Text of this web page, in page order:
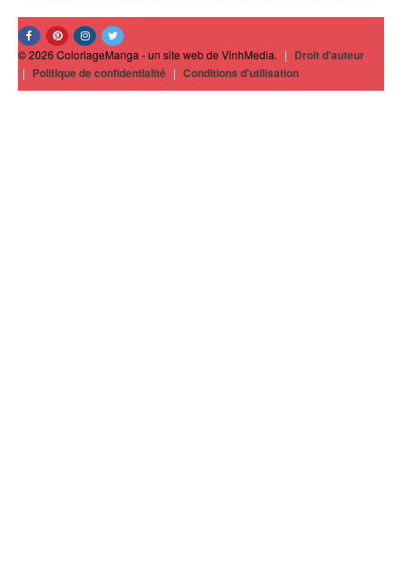
© 2026 ColoriageManga - un site web de VinhMedia. | Droit d'auteur
| Politique de confidentialité | Conditions d'utilisation